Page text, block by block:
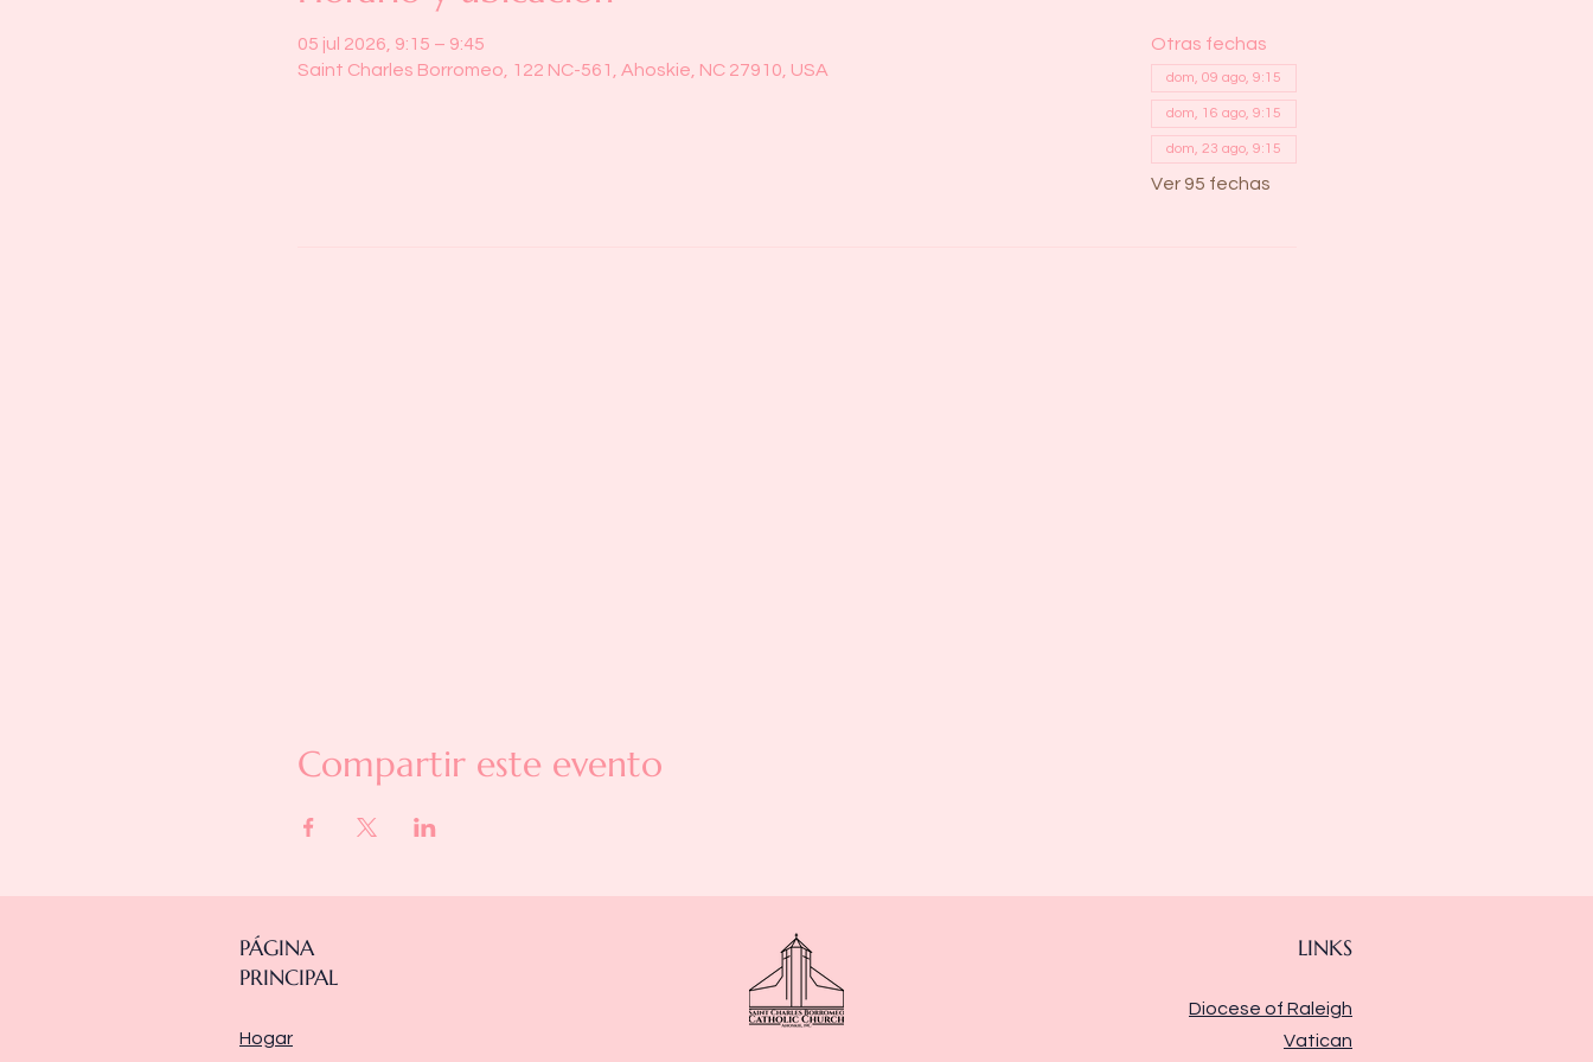
05 jul 2026, 9:15 – 9:45
Saint Charles Borromeo, 122 NC-561, Ahoskie, NC 27910, USA
Otras fechas
dom, 09 ago, 9:15
dom, 16 ago, 9:15
dom, 23 ago, 9:15
Ver 95 fechas
Compartir este evento
PÁGINA
PRINCIPAL
Hogar
LINKS
Diocese of Raleigh
Vatican